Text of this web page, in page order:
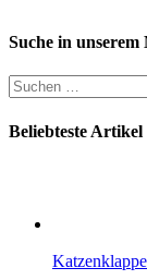
Suche in unserem
Suchen
nach:
Beliebteste Artikel